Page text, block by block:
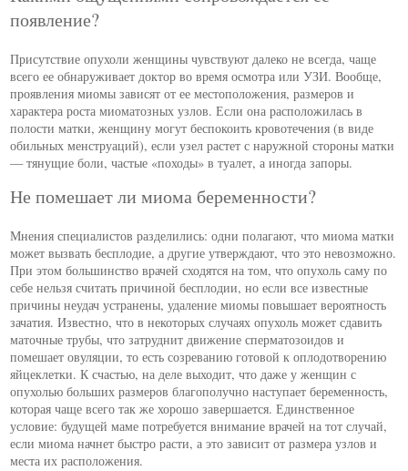
появление?
Присутствие опухоли женщины чувствуют далеко не всегда, чаще
всего ее обнаруживает доктор во время осмотра или УЗИ. Вообще,
проявления миомы зависят от ее местоположения, размеров и
характера роста миоматозных узлов. Если она расположилась в
полости матки, женщину могут беспокоить кровотечения (в виде
обильных менструаций), если узел растет с наружной стороны матки
— тянущие боли, частые «походы» в туалет, а иногда запоры.
Не помешает ли миома беременности?
Мнения специалистов разделились: одни полагают, что миома матки
может вызвать бесплодие, а другие утверждают, что это невозможно.
При этом большинство врачей сходятся на том, что опухоль саму по
себе нельзя считать причиной бесплодии, но если все известные
причины неудач устранены, удаление миомы повышает вероятность
зачатия. Известно, что в некоторых случаях опухоль может сдавить
маточные трубы, что затруднит движение сперматозоидов и
помешает овуляции, то есть созреванию готовой к оплодотворению
яйцеклетки. К счастью, на деле выходит, что даже у женщин с
опухолью больших размеров благополучно наступает беременность,
которая чаще всего так же хорошо завершается. Единственное
условие: будущей маме потребуется внимание врачей на тот случай,
если миома начнет быстро расти, а это зависит от размера узлов и
места их расположения.